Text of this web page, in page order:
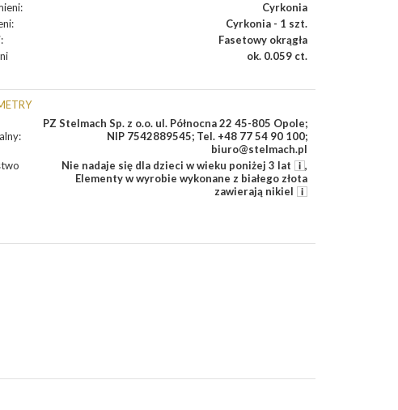
:
Cyrkonia
:
Cyrkonia - 1 szt.
:
Fasetowy okrągła
ok. 0.059 ct.
:
PZ Stelmach Sp. z o.o. ul. Północna 22 45-805 Opole;
NIP 7542889545; Tel. +48 77 54 90 100;
biuro@stelmach.pl
Nie nadaje się dla dzieci w wieku poniżej 3 lat
,
Elementy w wyrobie wykonane z białego złota
zawierają nikiel